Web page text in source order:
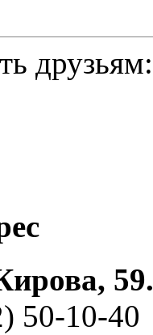
друзьям:
59.
50-10-40